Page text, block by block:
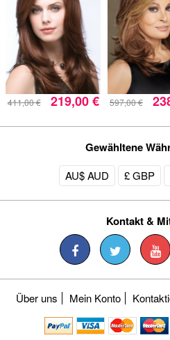
411,00 € 219,00 € 597,00 €
Gewähltene
AU$ AUD £ GBP
Kontakt &
Über uns Mein Konto